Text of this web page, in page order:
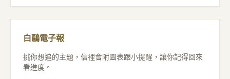
白鷗電子報
挑你想追的主題，信裡會附圖表跟小提醒，讓你記得回來
看進度。